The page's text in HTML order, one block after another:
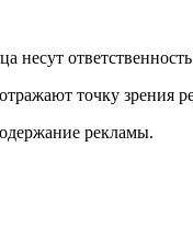
точку зрения
рекламы.